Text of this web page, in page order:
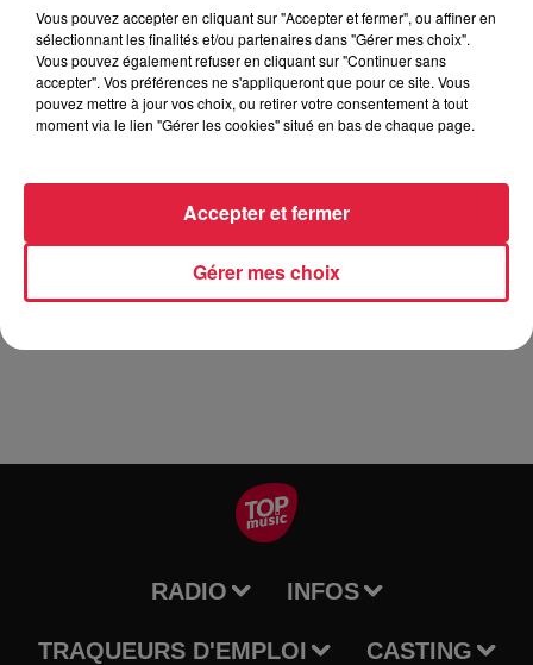
spectacle de marionnettes empli d’humour et de fantaisie
pour petits et grands (dès 3 ans) ! Dans leurs cages dorées,
Petite caille et Ma colombe, vivent d’amour et d’eau fraiche.
Pigeon déglingué ne connaît que la rue et Ginette pond à la
chaine... Notre héros, un petit moineau tombé du nid,
qu’une autre vie est possible. Sous l’œil sceptique de ses
congénères, il va tenter l’impossible et suivre les traces du
Colibri rencontré dans ses rêves... Sa curiosité et sa
persévérance risquent bien de remettre en question le menu
de notre réveillon !
RADIO INFOS
TRAQUEURS D'EMPLOI CASTING
Vous pouvez accepter en cliquant sur "Accepter et fermer", ou affiner en
sélectionnant les finalités et/ou partenaires dans "Gérer mes choix".
Vous pouvez également refuser en cliquant sur "Continuer sans
accepter". Vos préférences ne s'appliqueront que pour ce site. Vous
pouvez mettre à jour vos choix, ou retirer votre consentement à tout
moment via le lien "Gérer les cookies" situé en bas de chaque page.
Gérer mes choix
Accepter et fermer